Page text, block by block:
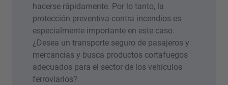
hacerse rápidamente. Por lo tanto, la
protección preventiva contra incendios es
especialmente importante en este caso.
¿Desea un transporte seguro de pasajeros y
mercancías y busca productos cortafuegos
adecuados para el sector de los vehículos
ferroviarios?